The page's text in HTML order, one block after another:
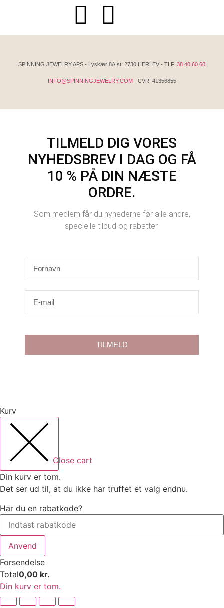
SPINNING JEWELRY APS - Lyskær 8A.st, 2730 HERLEV - TLF. 38 40 60 60
INFO@SPINNINGJEWELRY.COM- CVR: 41356855
TILMELD DIG VORES
NYHEDSBREV I DAG OG FÅ
10 % PÅ DIN NÆSTE
ORDRE.
Som medlem får du nyhederne før alle andre,
specielle tilbud og rabatter.
TILMELD
Kurv
Close cart
Din kurv er tom.
Det ser ud til, at du ikke har truffet et valg endnu.
Har du en rabatkode?
Anvend
Forsendelse
Total0,00 kr.
Din kurv er tom.